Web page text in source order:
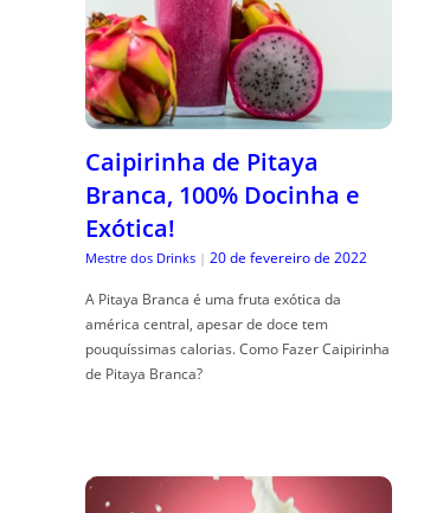
Caipirinha de Pitaya
Branca, 100% Docinha e
Exótica!
Mestre dos Drinks | 20 de fevereiro de 2022
A Pitaya Branca é uma fruta exótica da
américa central, apesar de doce tem
pouquíssimas calorias. Como Fazer Caipirinha
de Pitaya Branca?